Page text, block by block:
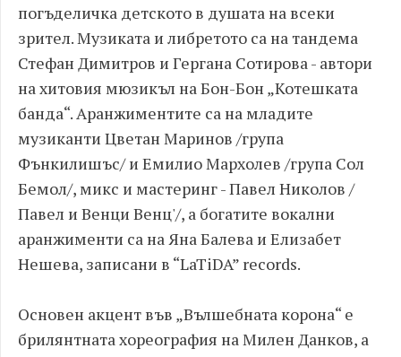
погъделичка детското в душата на всеки
зрител. Музиката и либретото са на тандема
Стефан Димитров и Гергана Сотирова - автори
на хитовия мюзикъл на Бон-Бон „Котешката
банда“. Аранжиментите са на младите
музиканти Цветан Маринов /група
Фънкилишъс/ и Емилио Мархолев /група Сол
Бемол/, микс и мастеринг - Павел Николов /
Павел и Венци Венц'/, a богатите вокални
аранжименти са на Яна Балева и Елизабет
Нешева, записани в “LaTiDA” records.
Основен акцент във „Вълшебната корона“ е
брилянтната хореография на Милен Данков, а